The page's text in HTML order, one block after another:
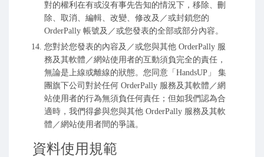
對的權利在有或沒有事先告知的情況下，移除、刪
除、取消、編輯、改變、修改及／或封鎖您的
OrderPally 帳號及／或您發表的全部或部分內容。
您對於您發表的內容及／或您與其他 OrderPally 服
務及其軟體／網站使用者的互動須負完全的責任，
無論是上線或離線的狀態。您同意「HandsUP」 集
團旗下公司對於任何 OrderPally 服務及其軟體／網
站使用者的行為無須負任何責任；但如我們認為合
適時，我們得參與您與其他 OrderPally 服務及其軟
體／網站使用者間的爭議。
資料使用規範